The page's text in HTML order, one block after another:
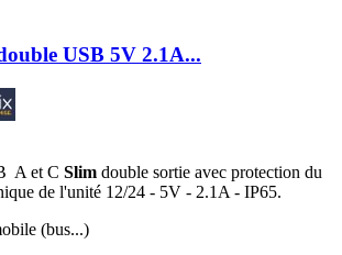
USB 5V 2.1A...
A et C Slim double sortie avec protection du
de l'unité 12/24 - 5V - 2.1A - IP65.
(bus...)